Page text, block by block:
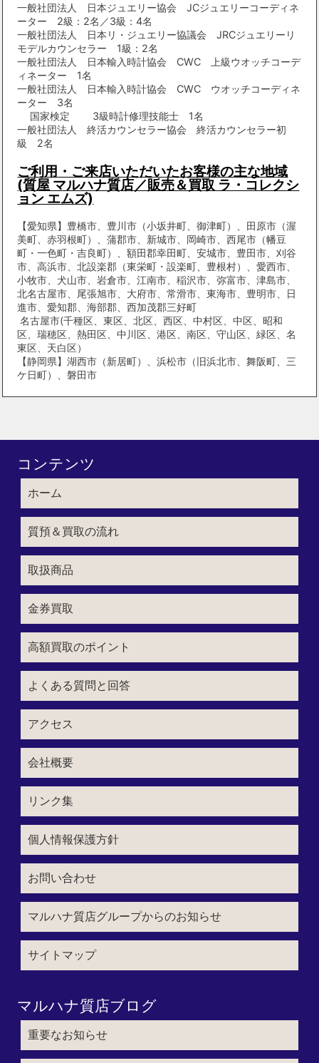
一般社団法人 日本ジュエリー協会 JCジュエリーコーディネ
ーター 2級：2名／3級：4名
一般社団法人 日本リ・ジュエリー協議会 JRCジュエリーリ
モデルカウンセラー 1級：2名
一般社団法人 日本輸入時計協会 CWC 上級ウオッチコーデ
ィネーター 1名
一般社団法人 日本輸入時計協会 CWC ウオッチコーディネ
ーター 3名
国家検定 3級時計修理技能士 1名
一般社団法人 終活カウンセラー協会 終活カウンセラー初
級 2名
ご利用・ご来店いただいたお客様の主な地域
(質屋 マルハナ質店／販売＆買取 ラ・コレクシ
ョン エムズ)
【愛知県】豊橋市、豊川市（小坂井町、御津町）、田原市（渥
美町、赤羽根町）、蒲郡市、新城市、岡崎市、西尾市（幡豆
町・一色町・吉良町）、額田郡幸田町、安城市、豊田市、刈谷
市、高浜市、北設楽郡（東栄町・設楽町、豊根村）、愛西市、
小牧市、犬山市、岩倉市、江南市、稲沢市、弥富市、津島市、
北名古屋市、尾張旭市、大府市、常滑市、東海市、豊明市、日
進市、愛知郡、海部郡、西加茂郡三好町
名古屋市(千種区、東区、北区、西区、中村区、中区、昭和
区、瑞穂区、熱田区、中川区、港区、南区、守山区、緑区、名
東区、天白区）
【静岡県】湖西市（新居町）、浜松市（旧浜北市、舞阪町、三
ケ日町）、磐田市
コンテンツ
ホーム
質預＆買取の流れ
取扱商品
金券買取
高額買取のポイント
よくある質問と回答
アクセス
会社概要
リンク集
個人情報保護方針
お問い合わせ
マルハナ質店グループからのお知らせ
サイトマップ
マルハナ質店ブログ
重要なお知らせ